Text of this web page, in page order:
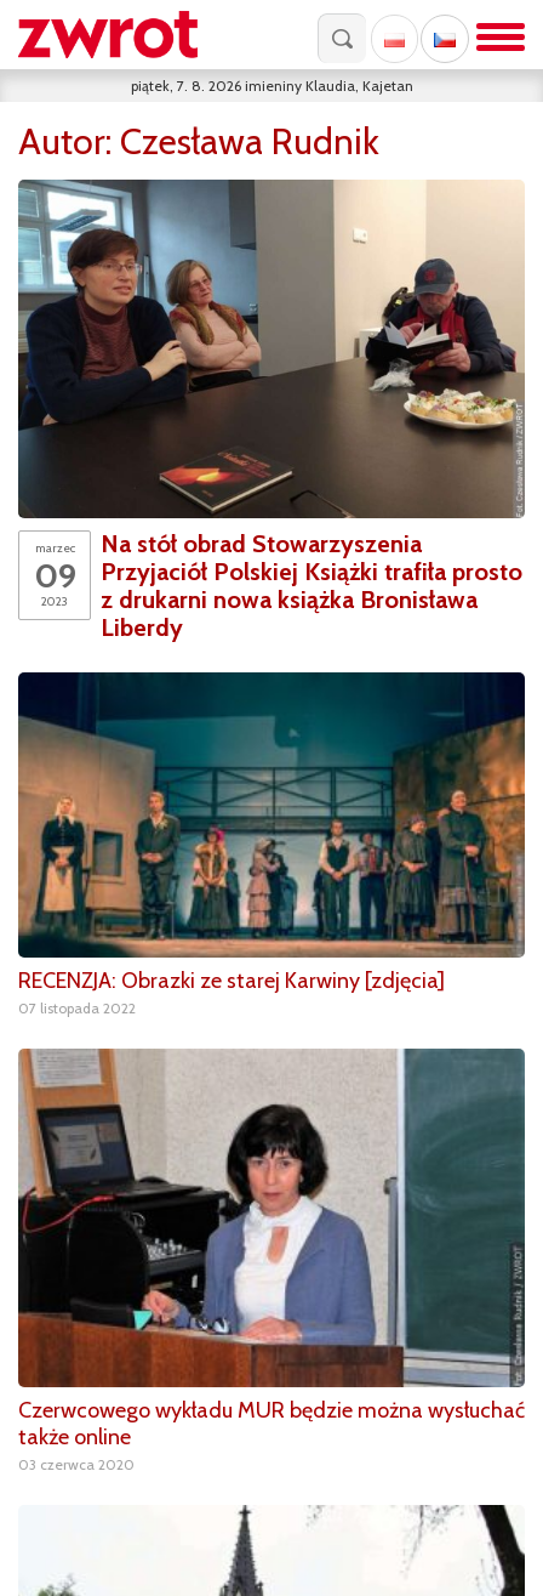
piątek, 7. 8. 2026 imieniny Klaudia, Kajetan
Autor: Czesława Rudnik
marzec
09
2023
Na stół obrad Stowarzyszenia
Przyjaciół Polskiej Książki trafiła prosto
z drukarni nowa książka Bronisława
Liberdy
RECENZJA: Obrazki ze starej Karwiny [zdjęcia]
07 listopada 2022
Czerwcowego wykładu MUR będzie można wysłuchać
także online
03 czerwca 2020